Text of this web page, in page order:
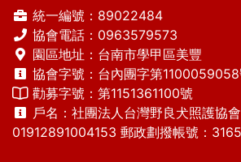
統一編號：89022484
協會電話： 0963579573
園區地址：台南市學甲區美豐
協會字號：台內團字第
勸募字號：第1151361100號
戶名：社團法人台灣野良犬照護協
01912891004153 郵政劃撥帳號：